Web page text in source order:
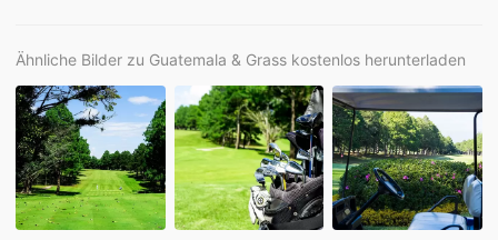
Ähnliche Bilder zu Guatemala & Grass kostenlos herunterladen